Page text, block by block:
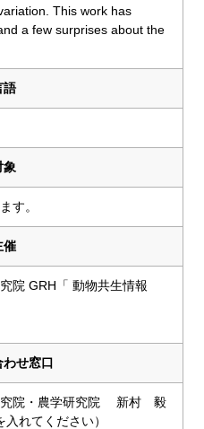
This work has
a few surprises about the
語
象
す。
催
院 GRH「 動物共生情報
わせ窓口
究院・農学研究院 新村 毅
れてください）